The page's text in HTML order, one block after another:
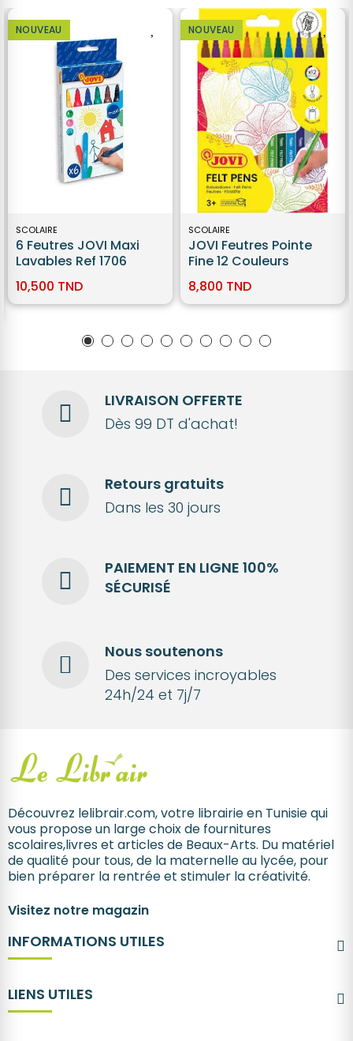
NOUVEAU
SCOLAIRE
6 Feutres JOVI Maxi
Lavables Ref 1706
10,500 TND
NOUVEAU
SCOLAIRE
JOVI Feutres Pointe
Fine 12 Couleurs
8,800 TND
LIVRAISON OFFERTE
Dès 99 DT d'achat!
Retours gratuits
Dans les 30 jours
PAIEMENT EN LIGNE 100%
SÉCURISÉ
Nous soutenons
Des services incroyables
24h/24 et 7j/7
Découvrez lelibrair.com, votre librairie en Tunisie qui
vous propose un large choix de fournitures
scolaires,livres et articles de Beaux-Arts. Du matériel
de qualité pour tous, de la maternelle au lycée, pour
bien préparer la rentrée et stimuler la créativité.
Visitez notre magazin
INFORMATIONS UTILES
LIENS UTILES